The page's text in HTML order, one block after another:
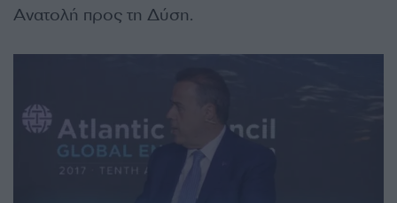
Ανατολή προς τη Δύση.